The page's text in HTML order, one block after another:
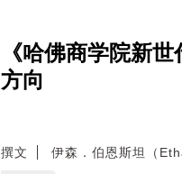
《哈佛商学院新
方向
撰文 伊森．伯恩斯坦（